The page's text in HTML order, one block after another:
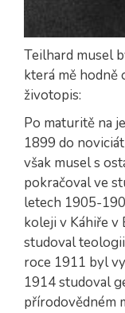
Teilhard musel
která mě hodně
životopis:
Po maturitě na
1899 do
však musel s
pokračoval ve
letech 1905-
koleji v Káhiře
studoval
roce 1911 byl
1914 studoval
přírodovědném